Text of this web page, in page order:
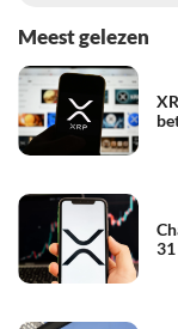
Meest gelezen